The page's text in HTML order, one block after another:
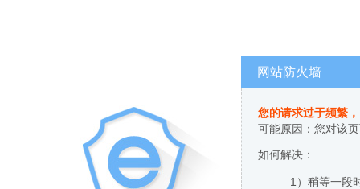
网站防火墙
您的请求过于频繁
可能原因：您对该
如何解决：
1）稍等一段